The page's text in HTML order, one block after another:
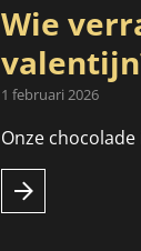
Wie
1 februari 2026
Onze